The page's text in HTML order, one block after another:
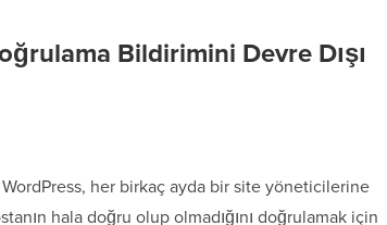
Bildirimini Devre Dışı
WordPress, her birkaç ayda bir site yöneticilerine
hala doğru olup olmadığını doğrulamak için